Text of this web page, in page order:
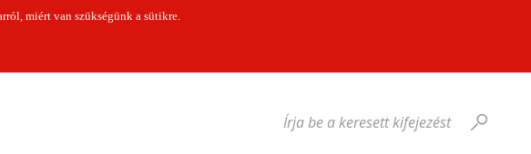
miért van szükségünk a sütikre.
Írja be a keresett kifejezést